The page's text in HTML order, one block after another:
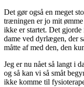
Det gør også en meget
træningen er jo mit
ikke er startet. Det
dame ved dyrlægen, der
måtte af med den, den
Jeg er nu nået så langt i
og så kan vi så småt
ikke komme til